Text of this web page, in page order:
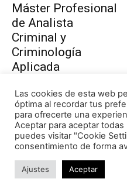
Máster Profesional
de Analista
Criminal y
Criminología
Aplicada
Curso de Análisis
Interno de
Las cookies de esta web
óptima al recordar tus
para ofrecerte una
Aceptar para aceptar
puedes visitar "Cookie
consentimiento de forma
Ajustes Aceptar